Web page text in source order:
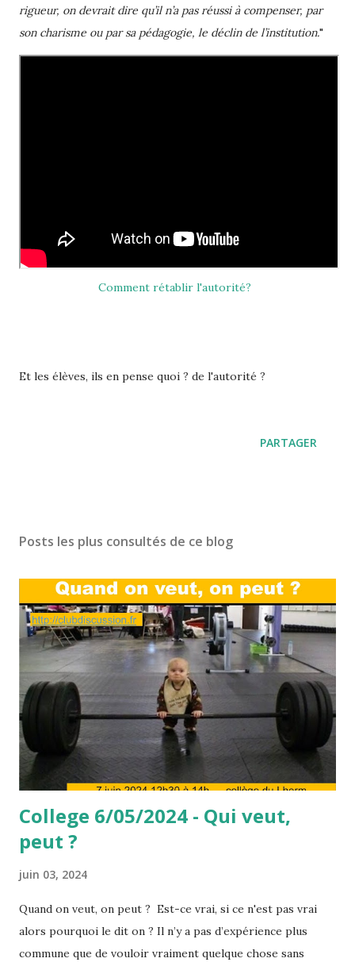
rigueur, on devrait dire qu’il n’a pas réussi à compenser, par
son charisme ou par sa pédagogie, le déclin de l’institution."
Comment rétablir l'autorité?
Et les élèves, ils en pense quoi ? de l'autorité ?
PARTAGER
Posts les plus consultés de ce blog
College 6/05/2024 - Qui veut,
peut ?
juin 03, 2024
Quand on veut, on peut ? Est-ce vrai, si ce n'est pas vrai
alors pourquoi le dit on ? Il n’y a pas d’expérience plus
commune que de vouloir vraiment quelque chose sans